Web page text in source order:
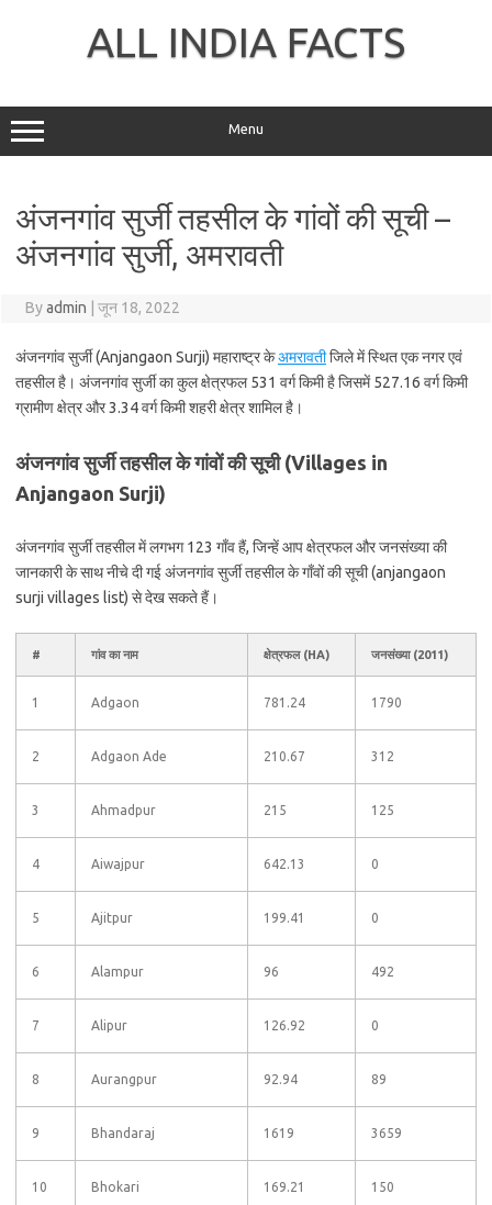
ALL INDIA FACTS
Menu
अंजनगांव सुर्जी तहसील के गांवों की सूची –
अंजनगांव सुर्जी, अमरावती
Byadmin जून 18, 2022
अंजनगांव सुर्जी (Anjangaon Surji) महाराष्ट्र केअमरावतीजिले में स्थित एक नगर एवं
तहसील है। अंजनगांव सुर्जी का कुल क्षेत्रफल 531 वर्ग किमी है जिसमें 527.16 वर्ग किमी
ग्रामीण क्षेत्र और 3.34 वर्ग किमी शहरी क्षेत्र शामिल है।
अंजनगांव सुर्जी तहसील के गांवों की सूची (Villages in
Anjangaon Surji)
अंजनगांव सुर्जी तहसील में लगभग 123 गाँव हैं, जिन्हें आप क्षेत्रफल और जनसंख्या की
जानकारी के साथ नीचे दी गई अंजनगांव सुर्जी तहसील के गाँवों की सूची (anjangaon
surji villages list) से देख सकते हैं।
# गांव का नाम क्षेत्रफल (HA) जनसंख्या (2011)
1 Adgaon 781.24 1790
2 Adgaon Ade 210.67 312
3 Ahmadpur 215 125
4 Aiwajpur 642.13 0
5 Ajitpur 199.41 0
6 Alampur 96 492
7 Alipur 126.92 0
8 Aurangpur 92.94 89
9 Bhandaraj 1619 3659
10 Bhokari 169.21 150